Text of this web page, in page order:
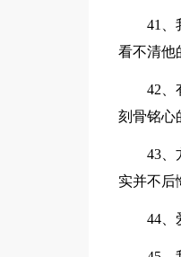
41、我
看不清他
42、有
刻骨铭心
43、方
实并不
44、爱